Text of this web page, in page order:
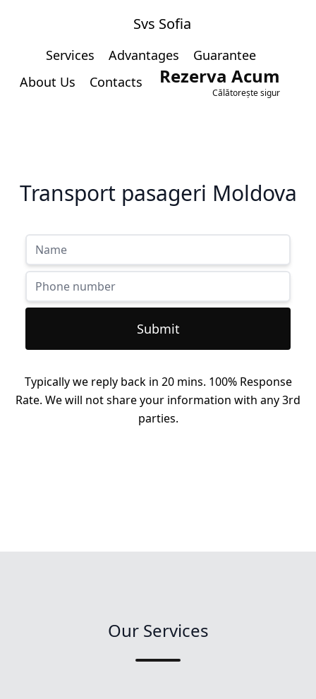
Svs Sofia
Services Advantages
Guarantee
About Us
Contacts Rezerva Acum
Călătorește sigur
Transport pasageri Moldova
Submit
Typically we reply back in 20 mins. 100% Response
Rate. We will not share your information with any 3rd
parties.
Our Services